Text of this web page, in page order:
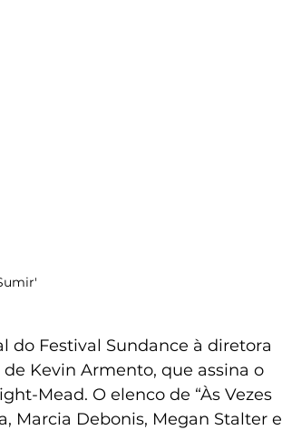
do Festival Sundance à diretora
Kevin Armento, que assina o
Mead. O elenco de “Às Vezes
Marcia Debonis, Megan Stalter e